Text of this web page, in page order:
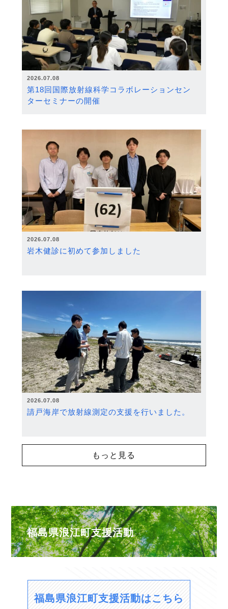
2026.07.08
第18回国際放射線科学コラボレーションセン
ターセミナーの開催
2026.07.08
岩木健診に初めて参加しました
2026.07.08
請戸海岸で放射線測定の支援を行いました。
もっと見る
福島県浪江町支援活動
福島県浪江町支援活動はこちら